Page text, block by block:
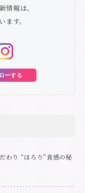
情報は、
ます。
ーする
わり “ほろり”食感の秘